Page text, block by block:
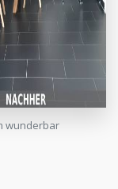
wunderbar